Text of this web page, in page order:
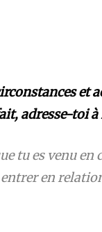
et
adresse-toi à
tu es venu
en